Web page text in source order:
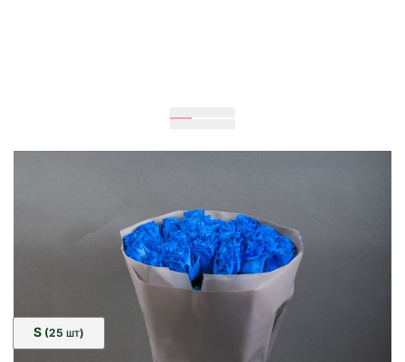
25см
S (25 ШТ)